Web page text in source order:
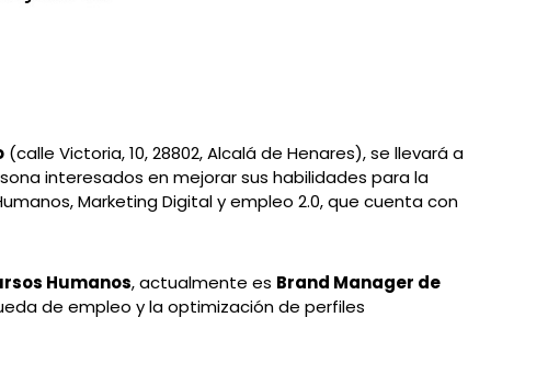
(calle Victoria, 10, 28802, Alcalá de Henares), se llevará a
interesados en mejorar sus habilidades para la
Marketing Digital y empleo 2.0, que cuenta con
Humanos, actualmente es Brand Manager de
de empleo y la optimización de perfiles